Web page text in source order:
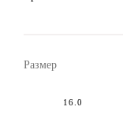
Размер
16.0